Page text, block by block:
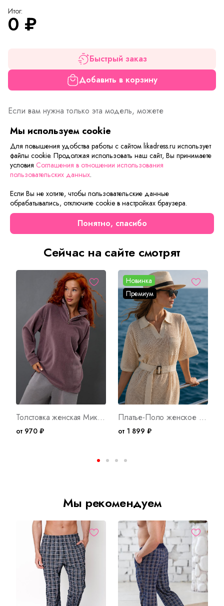
Итог:
0 ₽
Быстрый заказ
Добавить в корзину
Если вам нужна только эта модель, можете
Заполните форму, и через короткое время вам
перезвонит менеджер. Он уточнит все условия заказа,
ответит на вопросы, а также подскажет о вариантах
оплаты и доставки.
Описание товараХарактеристики товараОтзывы
Сейчас на сайте смотрят
Толстовка женская Микс Д WB Арт. 10525
от 970 ₽
Новинка
Премиум
Платье-Поло женское вязаное ЛД Б Арт. 10060
от 1 899 ₽
Мы рекомендуем
Мы используем cookie
Для повышения удобства работы с сайтом likadress.ru использует
файлы cookie. Продолжая использовать наш сайт, Вы принимаете
условия Соглашения в отношении использования
пользовательских данных.
Если Вы не хотите, чтобы пользовательские данные
обрабатывались, отключите cookie в настройках браузера.
Понятно, спасибо